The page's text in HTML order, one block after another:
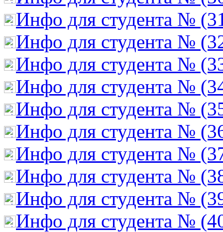
Инфо для студента №
Инфо для студента №
Инфо для студента №
Инфо для студента №
Инфо для студента №
Инфо для студента №
Инфо для студента №
Инфо для студента №
Инфо для студента №
Инфо для студента №